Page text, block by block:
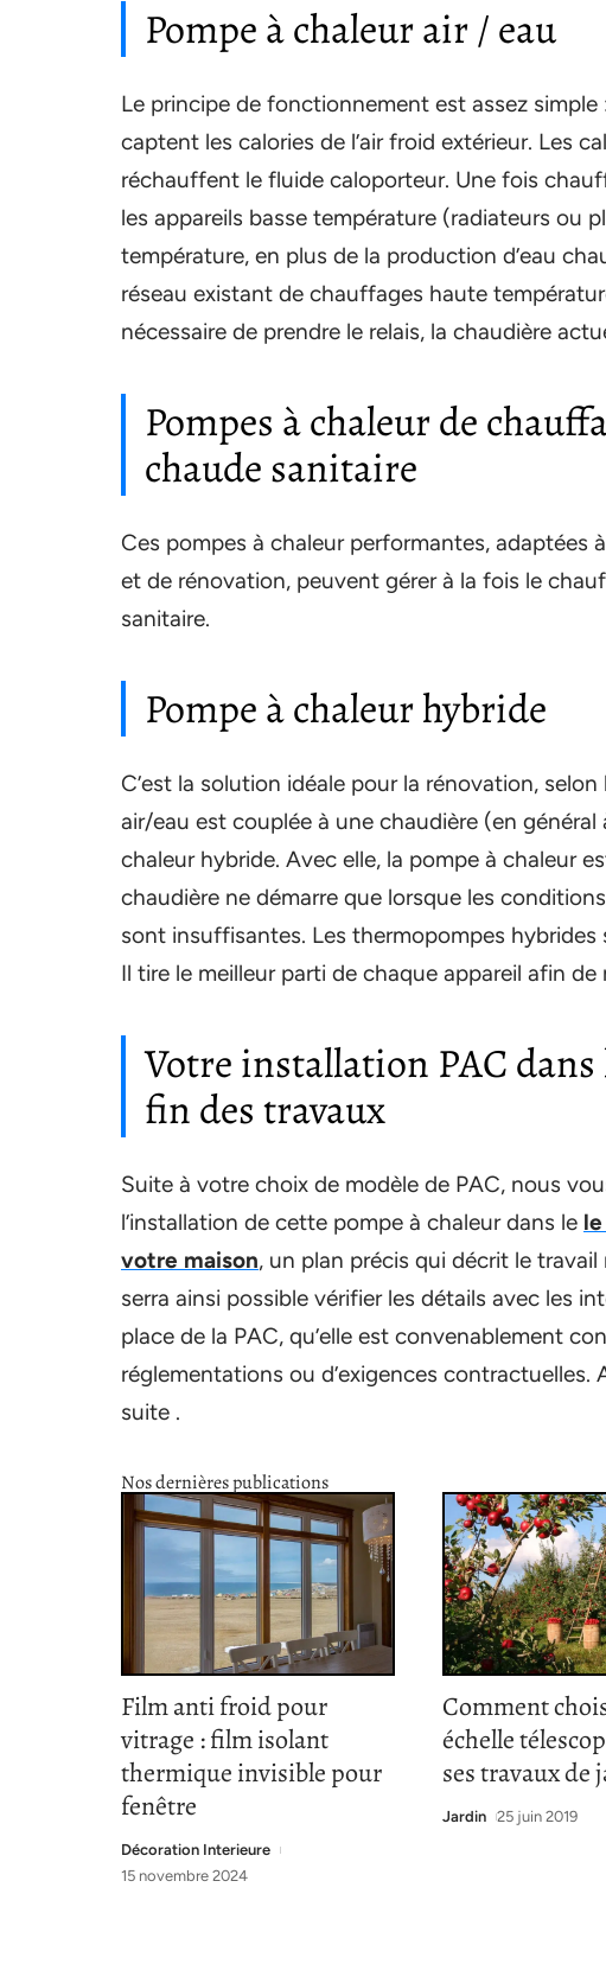
Pompe à chaleur air / eau
Le principe de fonctionnement est assez
captent les calories de l’air froid extérieur. Les
réchauffent le fluide caloporteur. Une fois
les appareils basse température (radiateurs ou
température, en plus de la production d’eau
réseau existant de chauffages haute
nécessaire de prendre le relais, la chaudière
Pompes à chaleur de
chaude sanitaire
Ces pompes à chaleur performantes,
et de rénovation, peuvent gérer à la fois le
sanitaire.
Pompe à chaleur hybride
C’est la solution idéale pour la rénovation,
air/eau est couplée à une chaudière (en
chaleur hybride. Avec elle, la pompe à chaleur
chaudière ne démarre que lorsque les
sont insuffisantes. Les thermopompes
Il tire le meilleur parti de chaque appareil afin de
Votre installation PAC dans
fin des travaux
Suite à votre choix de modèle de PAC, nous
l’installation de cette pompe à chaleur dans le
votre maison, un plan précis qui décrit le
serra ainsi possible vérifier les détails avec les
place de la PAC, qu’elle est convenablement
réglementations ou d’exigences contractuelles.
suite .
Nos dernières publications
Film anti froid pour
vitrage : film isolant
thermique invisible pour
fenêtre
Décoration Interieure
15 novembre 2024
Comment
échelle
ses travaux de
Jardin 25 juin 2019